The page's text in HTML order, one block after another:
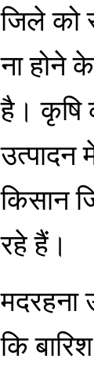
जिले को
ना होने
है। कृषि
किसान
रहे हैं।
मदरहना
कि